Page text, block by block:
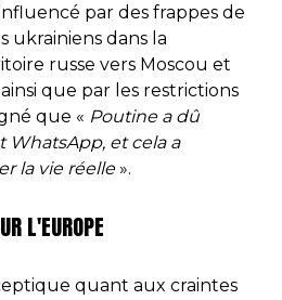
par des frappes de
ukrainiens dans la
russe vers Moscou et
que par les restrictions
que « Poutine a dû
WhatsApp, et cela a
la vie réelle».
L'EUROPE
quant aux craintes